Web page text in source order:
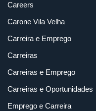
Careers
Carone Vila Velha
Carreira e Emprego
Carreiras
Carreiras e Emprego
Carreiras e Oportunidades
Emprego e Carreira